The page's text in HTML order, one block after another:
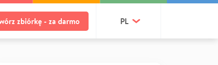
zbiórkę - za darmo PL